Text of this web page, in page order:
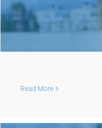
Read More